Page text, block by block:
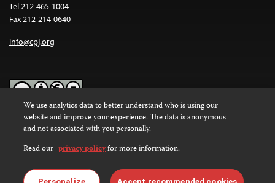
Tel 212-465-1004
Fax 212-214-0640
info@cpj.org
Except where noted, text on this website is licensed under a
Commons Attribution-NonCommercial-NoDerivatives 4.0
International License.
Images and other media are not covered by the Creative Commons
We use analytics data to better understand who is using our
website and improve your experience. The data is anonymous
and not associated with you personally.
Read our privacy policyfor more information.